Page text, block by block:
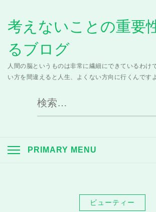
to
content
考えないことの重要
るブログ
人間の脳というものは非常に繊細にできているわけ
い方を間違えると人生、よくない方向に行くんですよ
検
索:
PRIMARY MENU
ビューティー